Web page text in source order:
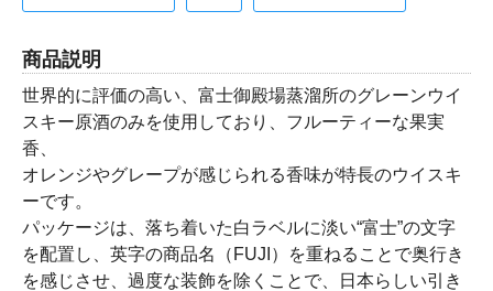
商品説明
世界的に評価の高い、富士御殿場蒸溜所のグレーンウイ
スキー原酒のみを使用しており、フルーティーな果実
香、
オレンジやグレープが感じられる香味が特長のウイスキ
ーです。
パッケージは、落ち着いた白ラベルに淡い“富士”の文字
を配置し、英字の商品名（FUJI）を重ねることで奥行き
を感じさせ、過度な装飾を除くことで、日本らしい引き